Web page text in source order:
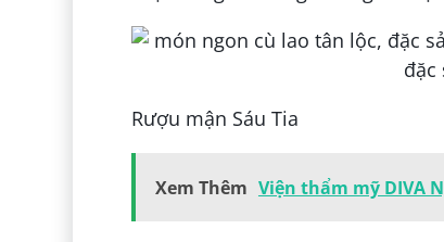
Rượu mận Sáu Tia
Xem Thêm Viện thẩm mỹ DIVA